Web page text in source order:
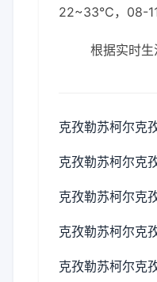
22~33℃，08-
根据实时生
克孜勒苏柯尔克
克孜勒苏柯尔克
克孜勒苏柯尔克
克孜勒苏柯尔克
克孜勒苏柯尔克